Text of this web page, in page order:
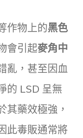
作物上的黑色
會引起麥角中
亂，甚至因血
的 LSD 呈無
其藥效極強，
此毒販通常將